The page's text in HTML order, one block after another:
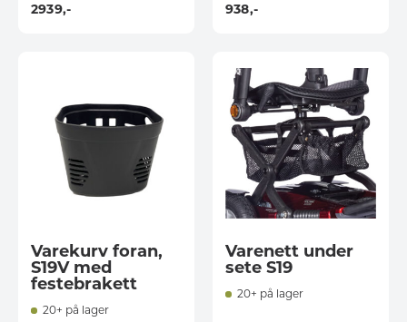
2939,- 938,-
Varekurv foran,
S19V med
festebrakett
20+ på lager
Varenett under
sete S19
20+ på lager